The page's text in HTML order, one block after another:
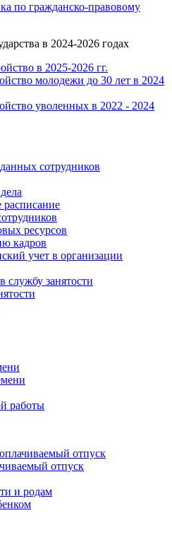
по гражданско-правовому
в 2024-2026 годах
в 2025-2026 гг.
молодежи до 30 лет в 2024
уволенных в 2022 - 2024
сотрудников
расписание
ресурсов
кадров
учет в организации
службу занятости
работы
отпуск
отпуск
и родам